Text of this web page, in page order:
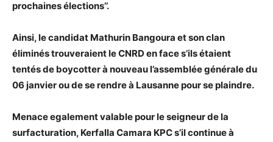
prochaines élections’’.
Ainsi, le candidat Mathurin Bangoura et son clan
éliminés trouveraient le CNRD en face s’ils étaient
tentés de boycotter à nouveau l’assemblée générale du
06 janvier ou de se rendre à Lausanne pour se plaindre.
Menace egalement valable pour le seigneur de la
surfacturation, Kerfalla Camara KPC s’il continue à